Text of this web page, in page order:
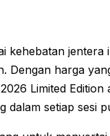
kehebatan
Dengan harga
Limited
dalam setiap sesi